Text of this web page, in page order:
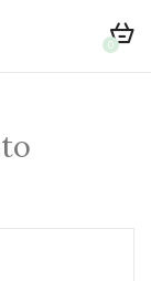
0